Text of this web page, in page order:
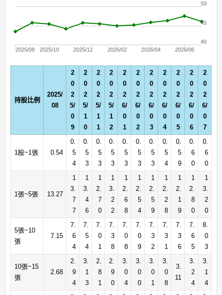
2025/08 2025/10 2025/12 2026/02 2026/04 2026/06
40
45
50
持股比例
2025/
08
2
0
2
5/
0
9
2
0
2
5/
1
0
2
0
2
5/
1
1
2
0
2
5/
1
2
2
0
2
6/
0
1
2
0
2
6/
0
2
2
0
2
6/
0
3
2
0
2
6/
0
4
2
0
2
6/
0
5
2
0
2
6/
0
6
2
0
2
6/
0
7
1股~1張 0.54
0.
5
4
0.
5
3
0.
5
3
0.
5
3
0.
5
3
0.
5
3
0.
5
3
0.
5
4
0.
5
9
0.
6
0
0.
6
0
1張~5張 13.27
1
3.
7
7
1
3.
4
6
1
2.
7
0
1
3.
2
2
1
2.
6
8
1
2.
5
4
1
2.
5
9
1
2.
2
8
1
2.
1
9
1
2.
8
0
1
3.
2
0
5張~10
張
7.15
7.
6
4
7.
5
4
7.
0
1
7.
3
8
7.
0
8
7.
0
9
7.
3
2
7.
3
1
7.
3
6
7.
6
5
8.
0
3
10張~15
張
2.68
2.
9
4
3.
1
3
2.
8
1
2.
9
0
3.
0
4
3.
0
0
3.
0
1
3.
0
8
3.
11
3.
2
4
3.
1
4